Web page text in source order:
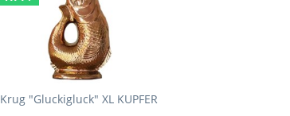
Krug "Gluckigluck" XL KUPFER